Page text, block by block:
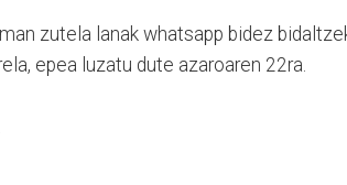
zutela lanak whatsapp bidez
epea luzatu dute azaroaren 22ra.